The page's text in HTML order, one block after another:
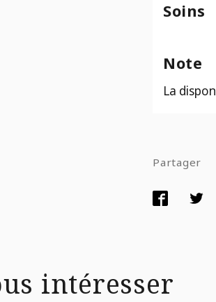
Soins
Note
La
Partager
intéresser